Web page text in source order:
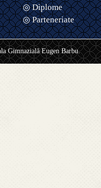
◎ Diplome
◎ Parteneriate
Gimnazială Eugen Barbu.